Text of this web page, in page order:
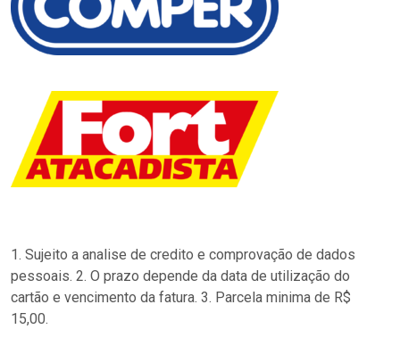
1. Sujeito a analise de credito e comprovação de dados
pessoais. 2. O prazo depende da data de utilização do
cartão e vencimento da fatura. 3. Parcela minima de R$
15,00.